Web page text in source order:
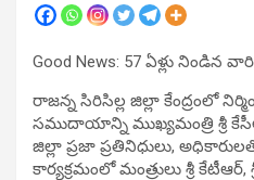
Good News: 57 ఏళ్లు నిండిన
రాజన్న సిరిసిల్ల జిల్లా కేంద్రంలో
సముదాయాన్ని ముఖ్యమంత్రి శ్రీ
జిల్లా ప్రజా ప్రతినిధులు,
కార్యక్రమంలో మంత్రులు శ్రీ కేటీఆర్,